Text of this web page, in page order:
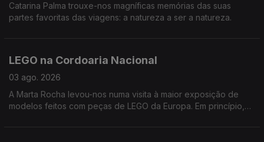
Catarina Palma trouxe-nos magníficas memórias das suas
partes favoritas das viagens: a natureza a ser a natureza.
LEGO na Cordoaria Nacional
03 ago. 2026
A Marta Rocha levou-nos numa visita à maior exposição de
modelos feitos com peças de LEGO da Europa. Em princípio,